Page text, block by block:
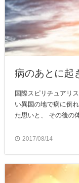
病のあとに起
国際スピリチュアリ
い異国の地で病に倒
た思いと、 その後の
2017/08/14